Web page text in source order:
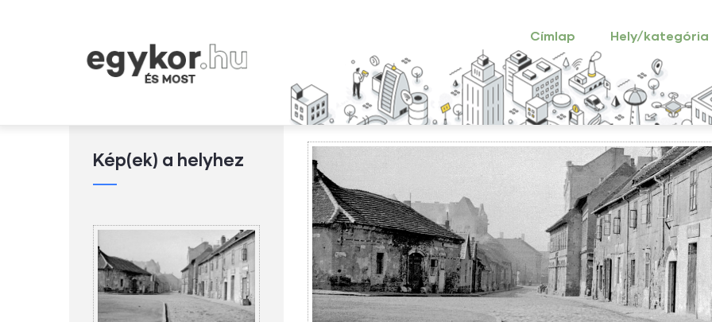
navigation
Címlap Hely/kategória
Kép(ek) a helyhez